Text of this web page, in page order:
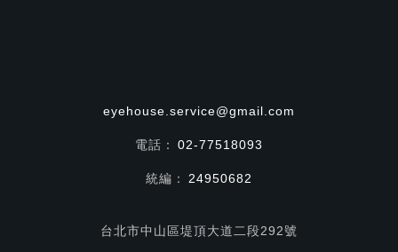
eyehouse.service@gmail.com
電話： 02-77518093
統編： 24950682
台北市中山區堤頂大道二段292號